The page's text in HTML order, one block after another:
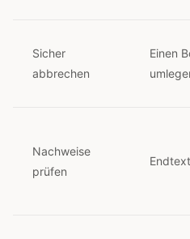
Sicher
abbrechen
Einen
Nachweise
prüfen